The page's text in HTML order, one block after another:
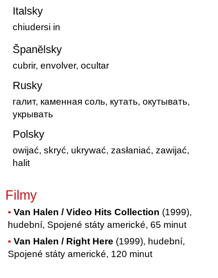
Italsky
chiudersi in
Španělsky
cubrir, envolver, ocultar
Rusky
галит, каменная соль, кутать, окутывать,
укрывать
Polsky
owijać, skryć, ukrywać, zasłaniać, zawijać,
halit
Filmy
Van Halen / Video Hits Collection (1999),
hudební, Spojené státy americké, 65 minut
Van Halen / Right Here (1999), hudební,
Spojené státy americké, 120 minut